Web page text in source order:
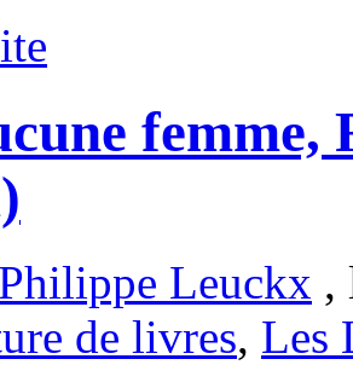
Philippe Leuckx ,
de livres, Les